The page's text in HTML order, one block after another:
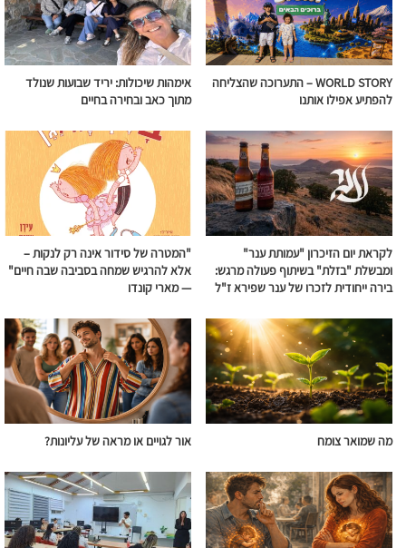
WORLD STORY – התערוכה שהצליחה
להפתיע אפילו אותנו
אימהות שיכולות: יריד שבועות שנולד
מתוך כאב ובחירה בחיים
לקראת יום הזיכרון "עמותת ענר"
ומבשלת "בזלת" בשיתוף פעולה מרגש:
בירה ייחודית לזכרו של ענר שפירא ז"ל
"המטרה של סידור אינה רק לנקות –
אלא להרגיש שמחה בסביבה שבה חיים"
— מארי קונדו
מה שמואר צומח אור לגויים או מראה של עליונות?